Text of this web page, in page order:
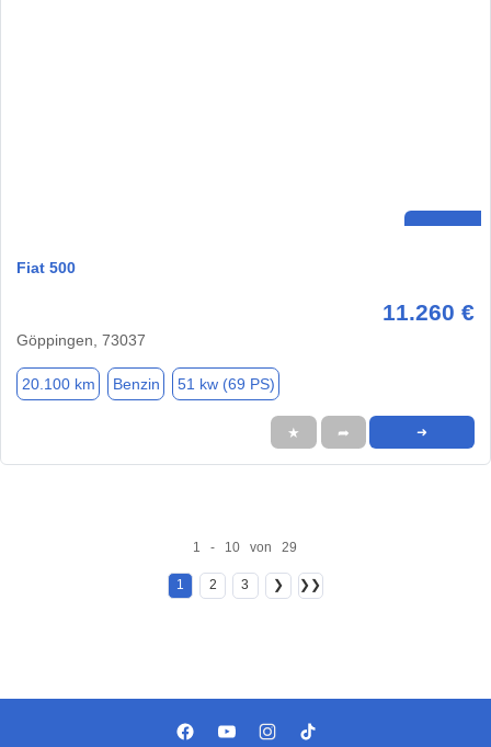
Fiat 500
11.260 €
Göppingen, 73037
20.100 km Benzin 51 kw (69 PS)
★ ➦ ➜
1 - 10 von 29
1 2 3 ❯ ❯❯